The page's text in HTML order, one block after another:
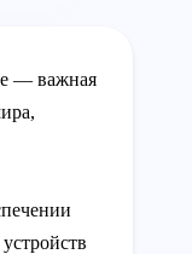
— важная